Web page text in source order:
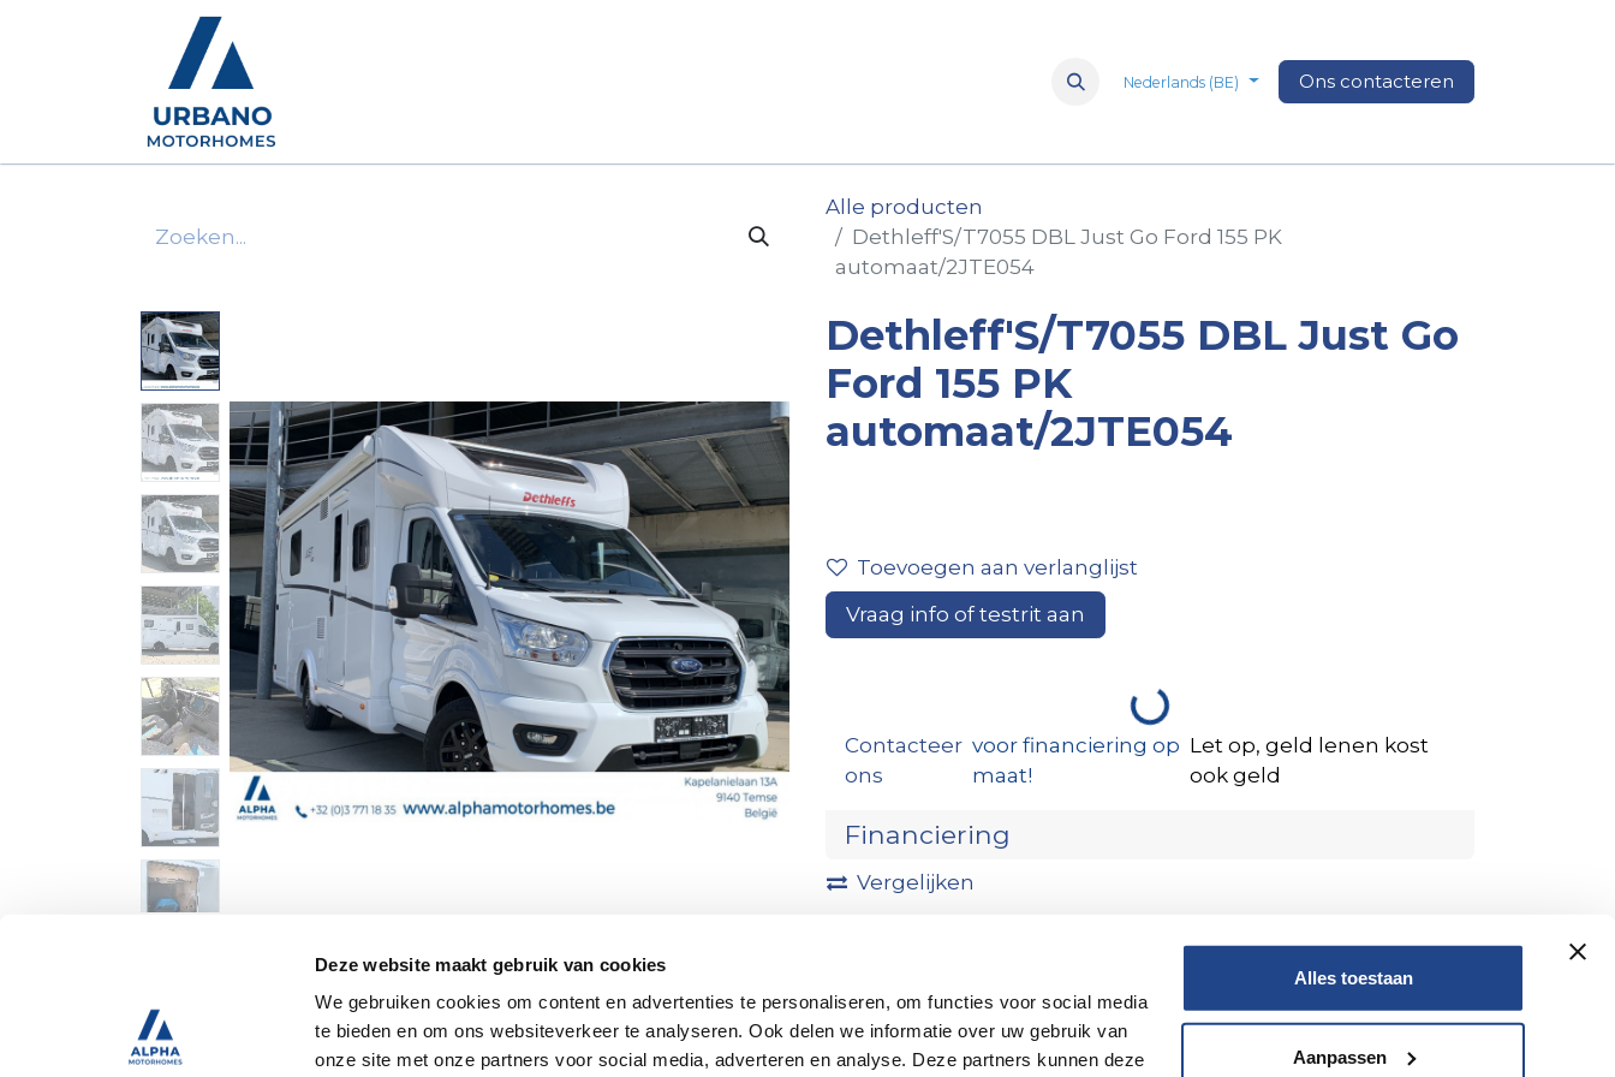
Deze website maakt gebruik van cookies
We gebruiken cookies om content en advertenties te personaliseren, om functies voor social media
te bieden en om ons websiteverkeer te analyseren. Ook delen we informatie over uw gebruik van
onze site met onze partners voor social media, adverteren en analyse. Deze partners kunnen deze
Alles toestaan
Aanpassen
Merken Over Ons Media Veelgestelde vragen
Nederlands (BE) Ons contacteren
Alle producten
Dethleff'S/T7055 DBL Just Go Ford 155 PK
automaat/2JTE054
Dethleff'S/T7055 DBL Just Go
Ford 155 PK
automaat/2JTE054
Toevoegen aan verlanglijst
Vraag info of testrit aan
Contacteer
ons
voor financiering op
maat!
Let op, geld lenen kost
ook geld
Financiering
Vergelijken
Specificaties